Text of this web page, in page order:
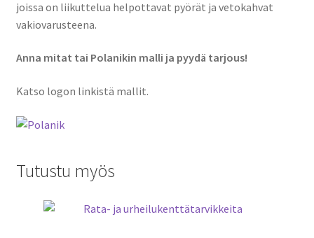
joissa on liikuttelua helpottavat pyörät ja vetokahvat
vakiovarusteena.
Anna mitat tai Polanikin malli ja pyydä tarjous!
Katso logon linkistä mallit.
Tutustu myös